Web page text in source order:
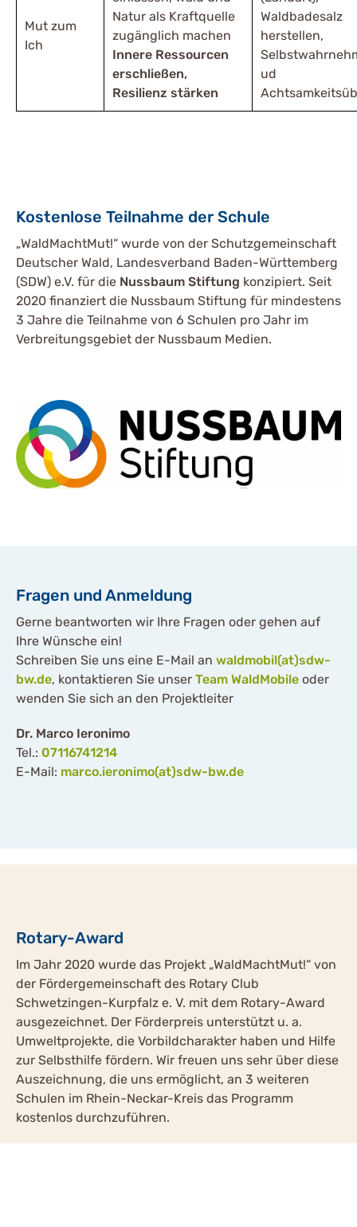
Mut zum
Ich
Natur als Kraftquelle
zugänglich machen
Innere Ressourcen
erschließen,
Resilienz stärken
Waldbadesalz
herstellen,
ud
Kostenlose Teilnahme der Schule
„WaldMachtMut!“ wurde von der Schutzgemeinschaft
Deutscher Wald, Landesverband Baden-Württemberg
(SDW) e.V. für die Nussbaum Stiftung konzipiert. Seit
2020 finanziert die Nussbaum Stiftung für mindestens
3 Jahre die Teilnahme von 6 Schulen pro Jahr im
Verbreitungsgebiet der Nussbaum Medien.
Fragen und Anmeldung
Gerne beantworten wir Ihre Fragen oder gehen auf
Ihre Wünsche ein!
Schreiben Sie uns eine E-Mail an waldmobil(at)sdw-
bw.de, kontaktieren Sie unser Team WaldMobile oder
wenden Sie sich an den Projektleiter
Dr. Marco Ieronimo
Tel.: 07116741214
E-Mail: marco.ieronimo(at)sdw-bw.de
Rotary-Award
Im Jahr 2020 wurde das Projekt „WaldMachtMut!“ von
der Fördergemeinschaft des Rotary Club
Schwetzingen-Kurpfalz e. V. mit dem Rotary-Award
ausgezeichnet. Der Förderpreis unterstützt u. a.
Umweltprojekte, die Vorbildcharakter haben und Hilfe
zur Selbsthilfe fördern. Wir freuen uns sehr über diese
Auszeichnung, die uns ermöglicht, an 3 weiteren
Schulen im Rhein-Neckar-Kreis das Programm
kostenlos durchzuführen.